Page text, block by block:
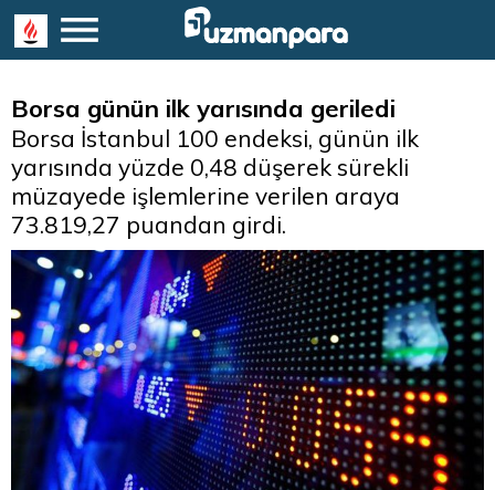
Borsa günün ilk yarısında geriledi
Borsa İstanbul 100 endeksi, günün ilk
yarısında yüzde 0,48 düşerek sürekli
müzayede işlemlerine verilen araya
73.819,27 puandan girdi.